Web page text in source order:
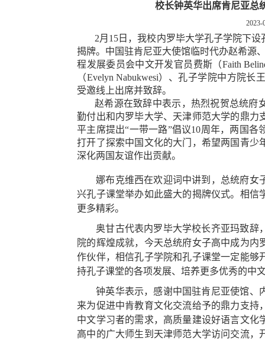
校长钟英华出席肯尼亚总
2023-
2月15日，我校内罗毕大学孔子学院下
揭牌。中国驻肯尼亚大使馆临时代办赵希源
程发展委员会中文开发官员费斯（Faith
（Evelyn Nabukwesi）、孔子学院中方院
受邀线上出席并致辞。
赵希源在致辞中表示，热烈祝贺总统府
勤付出和内罗毕大学、天津师范大学的鼎力
平主席提出“一带一路”倡议10周年，两国
打开了探索中国文化的大门，希望两国青少
深化两国友谊作出贡献。
娜布克维西在欢迎词中讲到，总统府女
兴孔子课堂举办如此盛大的揭牌仪式。相信
更多精彩。
奥甘古代表内罗毕大学校长齐亚玛致辞
院的辉煌成就，今天总统府女子高中成为
作伙伴，相信孔子学院和孔子课堂一定能够
持孔子课堂的各项发展、培养更多优秀的中
钟英华表示，感谢中国驻肯尼亚使馆、
来为促进中肯教育文化交流给予的鼎力支
中文学习者的需求，高质量建设好语言文
高中的广大师生到天津师范大学访问交流